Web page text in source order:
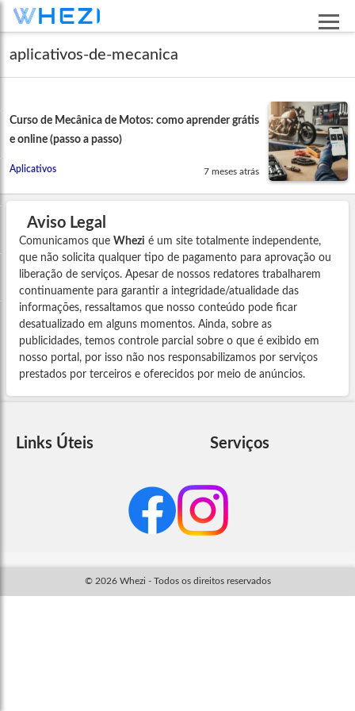
aplicativos-de-mecanica
Curso de Mecânica de Motos: como aprender grátis
e online (passo a passo)
Aplicativos 7 meses atrás
Aviso Legal
Comunicamos que Whezi é um site totalmente independente,
que não solicita qualquer tipo de pagamento para aprovação ou
liberação de serviços. Apesar de nossos redatores trabalharem
continuamente para garantir a integridade/atualidade das
informações, ressaltamos que nosso conteúdo pode ficar
desatualizado em alguns momentos. Ainda, sobre as
publicidades, temos controle parcial sobre o que é exibido em
nosso portal, por isso não nos responsabilizamos por serviços
prestados por terceiros e oferecidos por meio de anúncios.
Links Úteis Serviços
© 2026 Whezi - Todos os direitos reservados